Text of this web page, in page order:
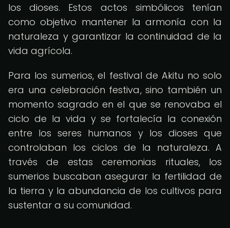
los dioses. Estos actos simbólicos tenían
como objetivo mantener la armonía con la
naturaleza y garantizar la continuidad de la
vida agrícola.
Para los sumerios, el festival de Akitu no solo
era una celebración festiva, sino también un
momento sagrado en el que se renovaba el
ciclo de la vida y se fortalecía la conexión
entre los seres humanos y los dioses que
controlaban los ciclos de la naturaleza. A
través de estas ceremonias rituales, los
sumerios buscaban asegurar la fertilidad de
la tierra y la abundancia de los cultivos para
sustentar a su comunidad.